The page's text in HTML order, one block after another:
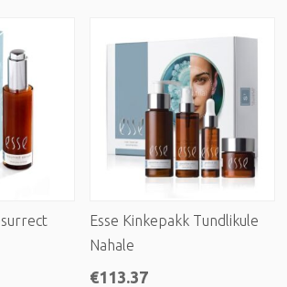
Esse Kinkepakk Tundlikule
Nahale
€113.37